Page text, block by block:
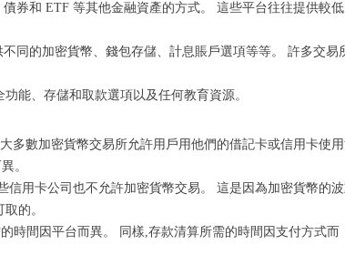
券和 ETF 等其他金融資產的方式。 這些平台往往提供較
同的加密貨幣、錢包存儲、計息賬戶選項等等。 許多交易
能、存儲和取款選項以及任何教育資源。
多數加密貨幣交易所允許用戶用他們的借記卡或信用卡使
。
用卡公司也不允許加密貨幣交易。 這是因為加密貨幣的
的。
時間因平台而異。 同樣,存款清算所需的時間因支付方式而